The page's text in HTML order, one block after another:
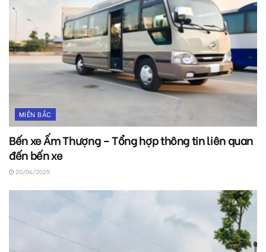
MIỀN BẮC
Bến xe Ấm Thượng – Tổng hợp thông tin liên quan
đến bến xe
20/06/2025